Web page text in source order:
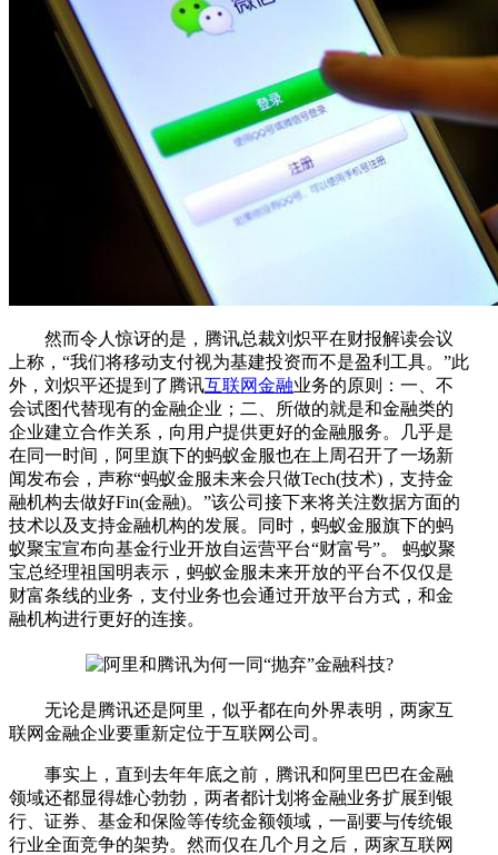
然而令人惊讶的是，腾讯总裁刘炽平在财报解读会议
上称，“我们将移动支付视为基建投资而不是盈利工具。”此
外，刘炽平还提到了腾讯互联网金融业务的原则：一、不
会试图代替现有的金融企业；二、所做的就是和金融类的
企业建立合作关系，向用户提供更好的金融服务。几乎是
在同一时间，阿里旗下的蚂蚁金服也在上周召开了一场新
闻发布会，声称“蚂蚁金服未来会只做Tech(技术)，支持金
融机构去做好Fin(金融)。”该公司接下来将关注数据方面的
技术以及支持金融机构的发展。同时，蚂蚁金服旗下的蚂
蚁聚宝宣布向基金行业开放自运营平台“财富号”。 蚂蚁聚
宝总经理祖国明表示，蚂蚁金服未来开放的平台不仅仅是
财富条线的业务，支付业务也会通过开放平台方式，和金
融机构进行更好的连接。
无论是腾讯还是阿里，似乎都在向外界表明，两家互
联网金融企业要重新定位于互联网公司。
事实上，直到去年年底之前，腾讯和阿里巴巴在金融
领域还都显得雄心勃勃，两者都计划将金融业务扩展到银
行、证券、基金和保险等传统金额领域，一副要与传统银
行业全面竞争的架势。然而仅在几个月之后，两家互联网